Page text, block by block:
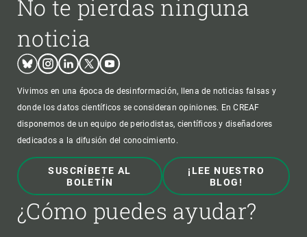
No te pierdas ninguna
noticia
BlueskyInstagram
LinkedinTwitterYoutube
Vivimos en una época de desinformación, llena de noticias falsas y
donde los datos científicos se consideran opiniones. En CREAF
disponemos de un equipo de periodistas, científicos y diseñadores
dedicados a la difusión del conocimiento.
SUSCRÍBETE AL
BOLETÍN
¡LEE NUESTRO
BLOG!
¿Cómo puedes ayudar?